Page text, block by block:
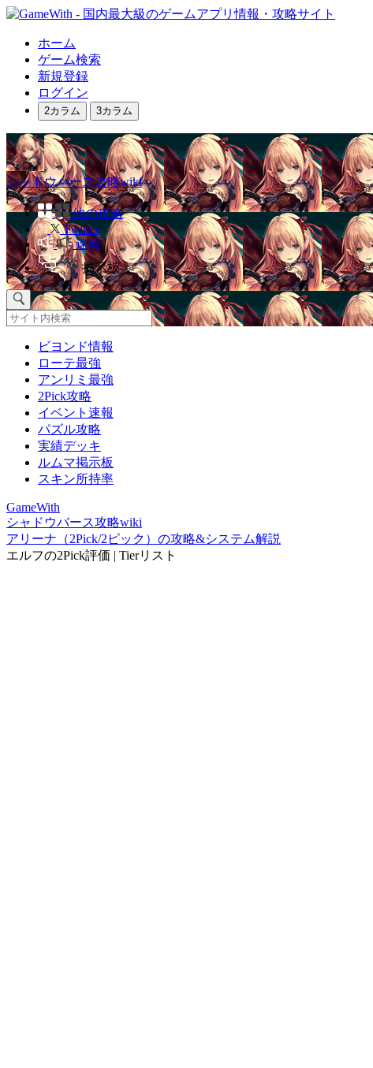
ホーム
ゲーム検索
新規登録
ログイン
2カラム 3カラム
シャドウバース攻略wiki
他の攻略
Twitter
速報
掲示板
ビヨンド情報
ローテ最強
アンリミ最強
2Pick攻略
イベント速報
パズル攻略
実績デッキ
ルムマ掲示板
スキン所持率
GameWith
シャドウバース攻略wiki
アリーナ（2Pick/2ピック）の攻略&システム解説
エルフの2Pick評価 | Tierリスト